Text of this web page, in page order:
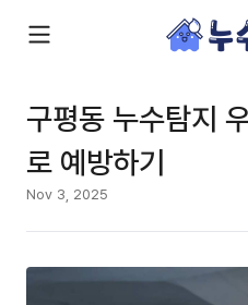
구평동 누수탐지
로 예방하기
Nov 3, 2025